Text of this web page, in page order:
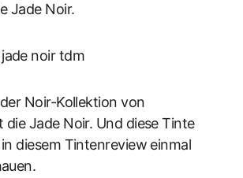
Jade Noir.
Noir-Kollektion von
die Jade Noir. Und diese Tinte
diesem Tintenreview einmal